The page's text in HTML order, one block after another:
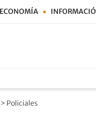
ECONOMÍA
> Policiales